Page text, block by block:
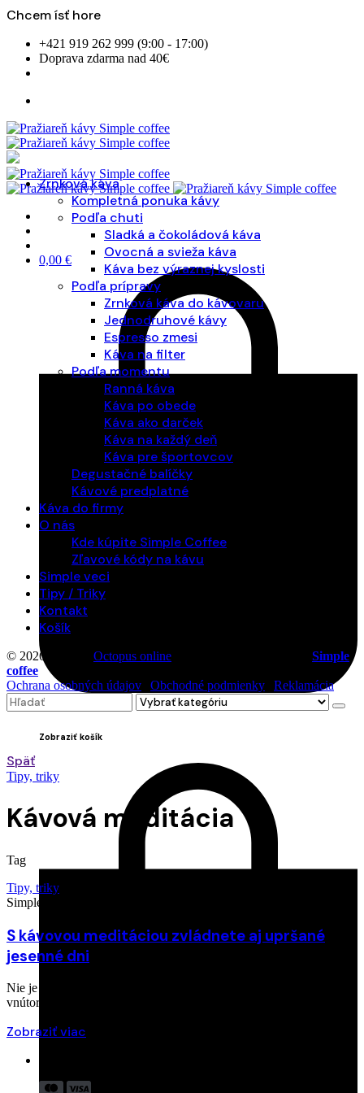
Chcem ísť hore
Skip
content
+421 919 262 999 (9:00 - 17:00)
Doprava zdarma nad 40€
0,00 €
0
Zobraziť košík
Zrnková káva
Kompletná ponuka kávy
Podľa chuti
Sladká a čokoládová káva
Ovocná a svieža káva
Káva bez výraznej kyslosti
Podľa prípravy
Zrnková káva do kávovaru
Jednodruhové kávy
Espresso zmesi
Káva na filter
Podľa momentu
Ranná káva
Káva po obede
Káva ako darček
Káva na každý deň
Káva pre športovcov
Degustačné balíčky
Kávové predplatné
Káva do firmy
O nás
Kde kúpite Simple Coffee
Zľavové kódy na kávu
Simple veci
Tipy / Triky
Kontakt
Košík
© 2026 Vytvoril Octopus online
Simple
coffee
Ochrana osobných údajov
Obchodné podmienky
Reklamácia
Search
for
Späť
Tipy, triky
Kávová meditácia
Tag
Tipy, triky
Simple coffee
S kávovou meditáciou zvládnete aj upršané
jesenné dni
Nie je žiadnym tajomstvom, že nám meditácia pomáha nájsť
vnútorný pokoj či zlepšuje naše…
Zobraziť viac